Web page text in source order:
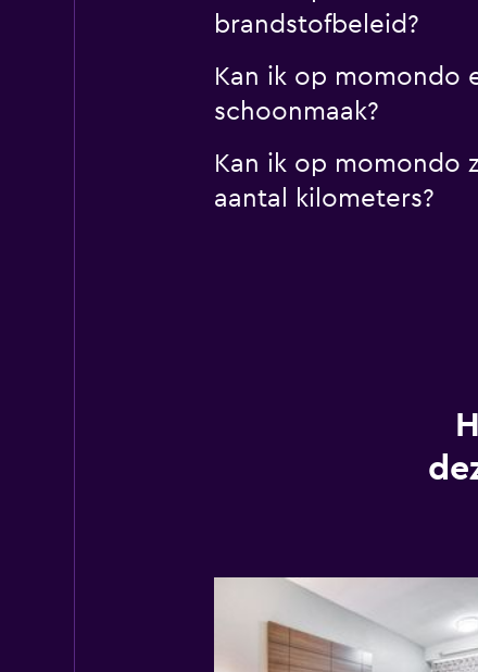
brandstofbeleid?
Kan ik op momondo
schoonmaak?
Kan ik op momondo
aantal kilometers?